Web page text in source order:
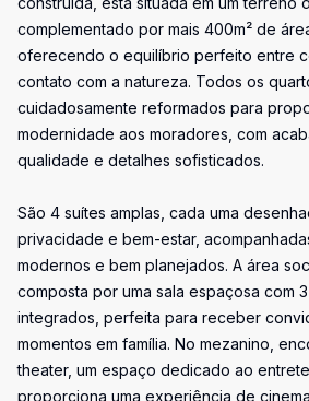
complementado por mais 400m² de
oferecendo o equilíbrio perfeito entre
contato com a natureza. Todos os
cuidadosamente reformados para
modernidade aos moradores, com
qualidade e detalhes sofisticados.
São 4 suítes amplas, cada uma
privacidade e bem-estar,
modernos e bem planejados. A área
composta por uma sala espaçosa com
integrados, perfeita para receber
momentos em família. No mezanino,
theater, um espaço dedicado ao
proporciona uma experiência de